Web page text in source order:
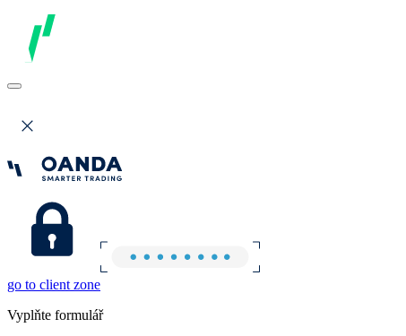
go to client zone
Vyplňte formulář